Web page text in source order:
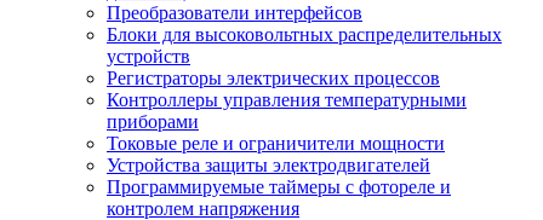
Преобразователи интерфейсов
Блоки для высоковольтных распределительных
устройств
Регистраторы электрических процессов
Контроллеры управления температурными
приборами
Токовые реле и ограничители мощности
Устройства защиты электродвигателей
Программируемые таймеры с фотореле и
контролем напряжения